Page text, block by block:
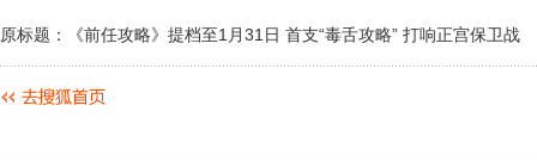
原标题：《前任攻略》提档至1月31日 首支“毒舌攻略” 打响正宫保卫战